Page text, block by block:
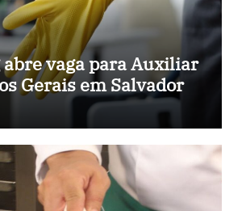
vaga para Auxiliar
Gerais em Salvador